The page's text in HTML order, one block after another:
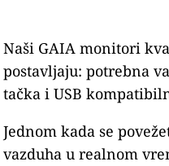
Naši GAIA monitori
postavljaju: potrebna
tačka i USB
Jednom kada se
vazduha u realnom